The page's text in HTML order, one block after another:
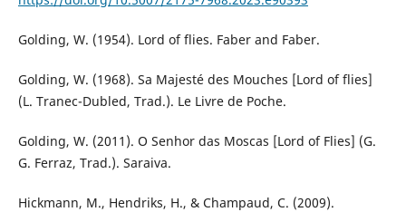
Golding, W. (1954). Lord of flies. Faber and Faber.
Golding, W. (1968). Sa Majesté des Mouches [Lord of flies]
(L. Tranec-Dubled, Trad.). Le Livre de Poche.
Golding, W. (2011). O Senhor das Moscas [Lord of Flies] (G.
G. Ferraz, Trad.). Saraiva.
Hickmann, M., Hendriks, H., & Champaud, C. (2009).